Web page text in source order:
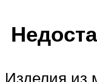
Изделия из